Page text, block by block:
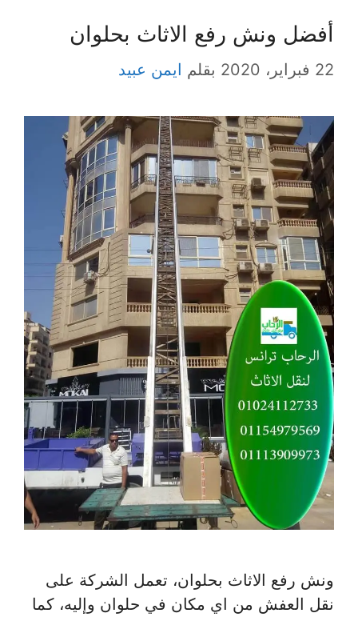
أفضل ونش رفع الاثاث بحلوان
22 فبراير، 2020 بقلم ايمن عبيد
ونش رفع الاثاث بحلوان، تعمل الشركة على
نقل العفش من اي مكان في حلوان وإليه، كما